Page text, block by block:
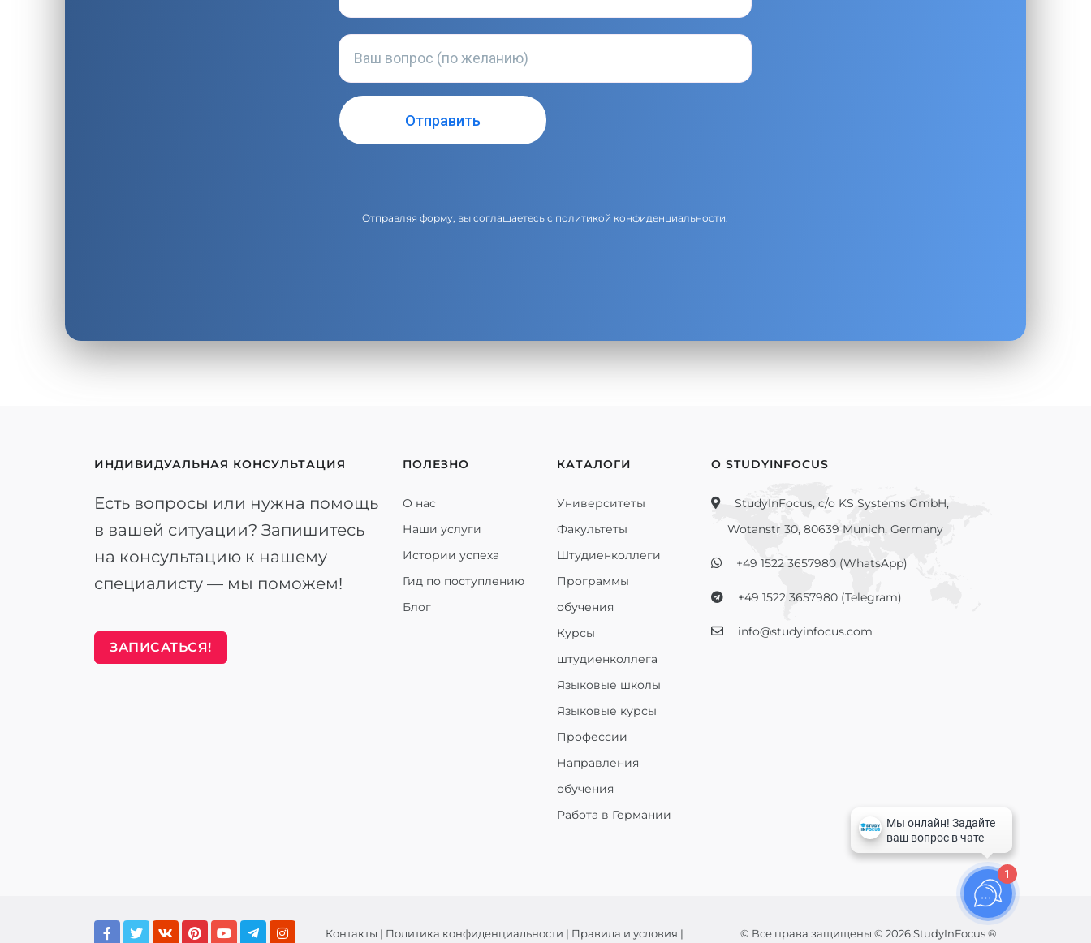
Отправляя форму, вы соглашаетесь с политикой конфиденциальности.
ИНДИВИДУАЛЬНАЯ КОНСУЛЬТАЦИЯ
Есть вопросы или нужна помощь
в вашей ситуации? Запишитесь
на консультацию к нашему
специалисту — мы поможем!
ЗАПИСАТЬСЯ!
ПОЛЕЗНО
О нас
Наши услуги
Истории успеха
Гид по поступлению
Блог
КАТАЛОГИ
Университеты
Факультеты
Штудиенколлеги
Программы
обучения
Курсы
штудиенколлега
Языковые школы
Языковые курсы
Профессии
Направления
обучения
Работа в Германии
О STUDYINFOCUS
StudyInFocus, c/o KS Systems GmbH,
Wotanstr 30, 80639 Munich, Germany
+49 1522 3657980 (WhatsApp)
+49 1522 3657980 (Telegram)
info@studyinfocus.com
Контакты | Политика конфиденциальности | Правила и условия | © Все права защищены © 2026 StudyInFocus ®
1